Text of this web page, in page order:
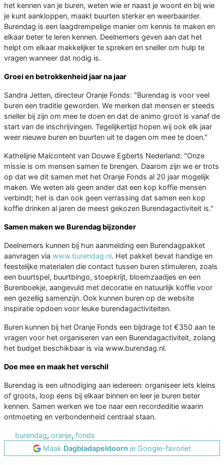
het kennen van je buren, weten wie er naast je woont en bij wie
je kunt aankloppen, maakt buurten sterker en weerbaarder.
Burendag is een laagdrempelige manier om kennis te maken en
elkaar beter te leren kennen. Deelnemers geven aan dat het
helpt om elkaar makkelijker te spreken en sneller om hulp te
vragen wanneer dat nodig is.
Groei en betrokkenheid jaar na jaar
Sandra Jetten, directeur Oranje Fonds: "Burendag is voor veel
buren een traditie geworden. We merken dat mensen er steeds
sneller bij zijn om mee te doen en dat de animo groot is vanaf de
start van de inschrijvingen. Tegelijkertijd hopen wij ook elk jaar
weer nieuwe buren en buurten uit te dagen om mee te doen."
Kathelijne Malcontent van Douwe Egberts Nederland: "Onze
missie is om mensen samen te brengen. Daarom zijn we er trots
op dat we dit samen met het Oranje Fonds al 20 jaar mogelijk
maken. We weten als geen ander dat een kop koffie mensen
verbindt; het is dan ook geen verrassing dat samen een kop
koffie drinken al jaren de meest gekozen Burendagactiviteit is."
Samen maken we Burendag bijzonder
Deelnemers kunnen bij hun aanmelding een Burendagpakket
aanvragen via www.burendag.nl. Het pakket bevat handige en
feestelijke materialen die contact tussen buren stimuleren, zoals
een buurtspel, buurtbingo, stoepkrijt, bloemzaadjes en een
Burenboekje, aangevuld met decoratie en natuurlijk koffie voor
een gezellig samenzijn. Ook kunnen buren op de website
inspiratie opdoen voor leuke burendagactiviteiten.
Buren kunnen bij het Oranje Fonds een bijdrage tot €350 aan te
vragen voor het organiseren van een Burendagactiviteit, zolang
het budget beschikbaar is via www.burendag.nl.
Doe mee en maak het verschil
Burendag is een uitnodiging aan iedereen: organiseer iets kleins
of groots, loop eens bij elkaar binnen en leer je buren beter
kennen. Samen werken we toe naar een recordeditie waarin
ontmoeting en verbondenheid centraal staan.
burendag, oranje, fonds
Maak Dagbladapeldoorn je Google-favoriet